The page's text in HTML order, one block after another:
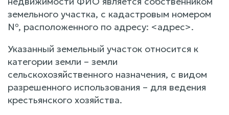
земельного участка, с кадастровым номером
№, расположенного по адресу: <адрес>.
Указанный земельный участок относится к
категории земли – земли
сельскохозяйственного назначения, с видом
разрешенного использования – для ведения
крестьянского хозяйства.